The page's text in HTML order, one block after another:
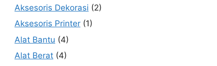
Aksesoris Dekorasi (2)
Aksesoris Printer (1)
Alat Bantu (4)
Alat Berat (4)